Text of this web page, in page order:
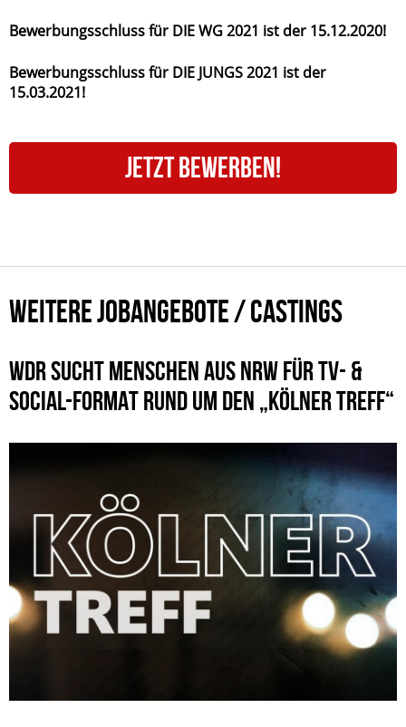
Bewerbungsschluss für DIE WG 2021 ist der 15.12.2020!
Bewerbungsschluss für DIE JUNGS 2021 ist der
15.03.2021!
JETZT BEWERBEN!
WEITERE JOBANGEBOTE / CASTINGS
WDR SUCHT MENSCHEN AUS NRW FÜR TV- &
SOCIAL-FORMAT RUND UM DEN „KÖLNER TREFF“